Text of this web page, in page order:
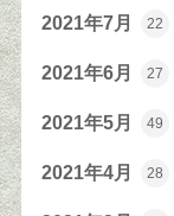
2021年7月 22
2021年6月 27
2021年5月 49
2021年4月 28